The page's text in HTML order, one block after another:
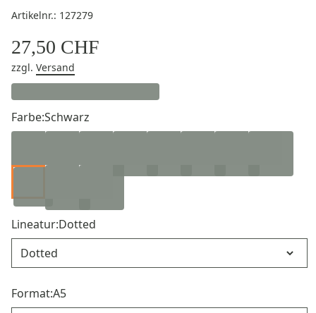
Artikelnr.: 127279
27,50 CHF
zzgl. Versand
Farbe:Schwarz
Lineatur:Dotted
Format:A5